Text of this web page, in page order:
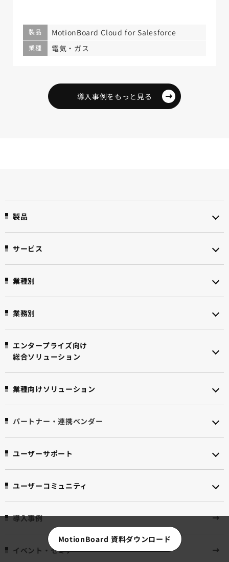
MotionBoard 資料ダウンロード
製品 MotionBoard Cloud for Salesforce
業種 電気・ガス
導入事例をもっと見る
製品
サービス
業種別
業務別
エンタープライズ向け
総合ソリューション
業種向けソリューション
パートナー・連携ベンダー
ユーザーサポート
ユーザーコミュニティ
導入事例
イベント・セミナー